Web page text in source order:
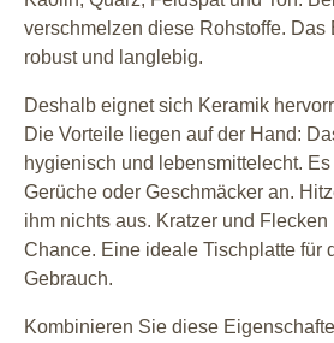
verschmelzen diese Rohstoffe. Das
robust und langlebig.
Deshalb eignet sich Keramik
Die Vorteile liegen auf der Hand:
hygienisch und lebensmittelecht.
Gerüche oder Geschmäcker an.
ihm nichts aus. Kratzer und
Chance. Eine ideale Tischplatte für
Gebrauch.
Kombinieren Sie diese